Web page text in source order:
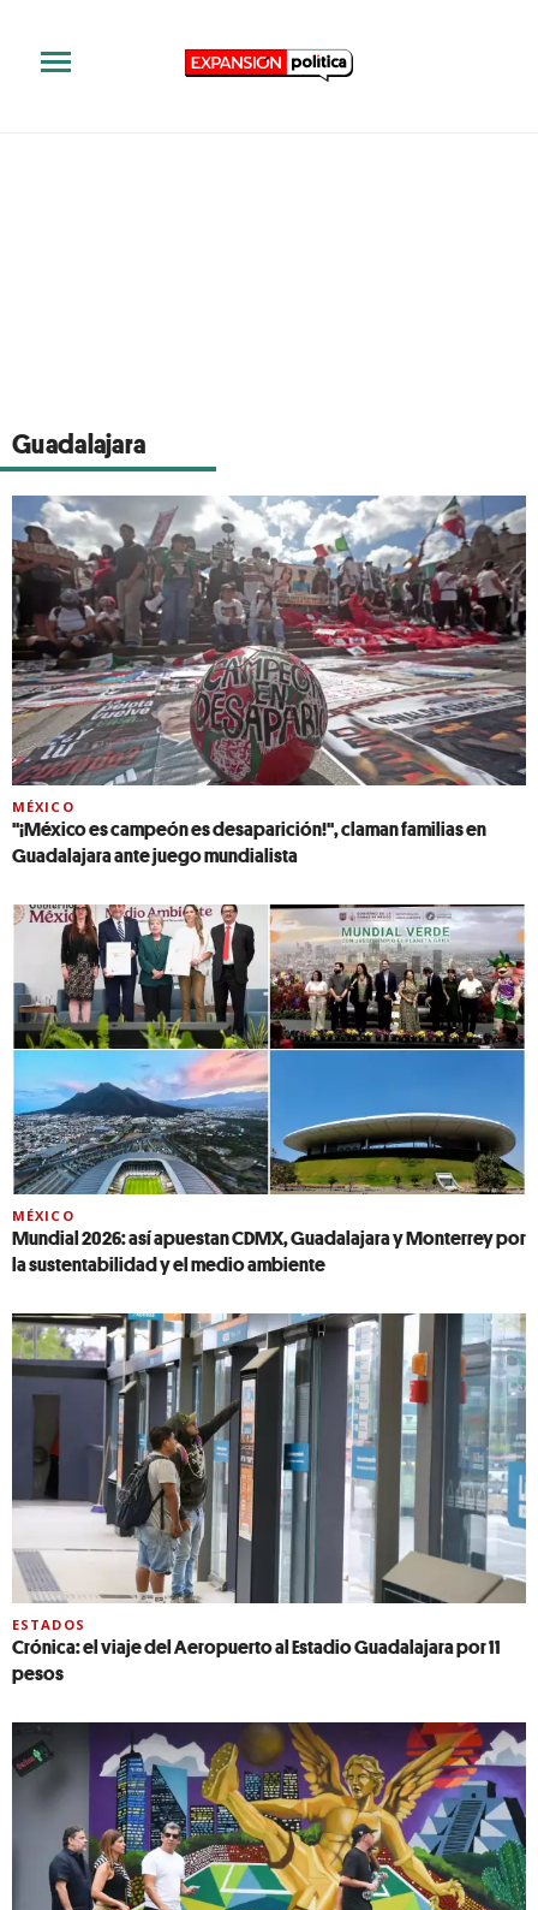
Guadalajara
MÉXICO
''¡México es campeón es desaparición!'', claman familias en
Guadalajara ante juego mundialista
MÉXICO
Mundial 2026: así apuestan CDMX, Guadalajara y Monterrey por
la sustentabilidad y el medio ambiente
ESTADOS
Crónica: el viaje del Aeropuerto al Estadio Guadalajara por 11
pesos